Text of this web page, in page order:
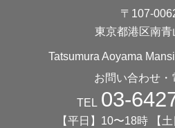
〒107-
東京都港区南青
Tatsumura Aoyama
お問い合わせ・
TEL 03-
【平日】10〜18時 【